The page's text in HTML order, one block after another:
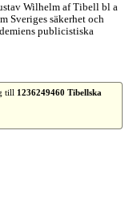
Wilhelm af Tibell bl a
Sveriges säkerhet och
publicistiska
till 1236249460 Tibellska